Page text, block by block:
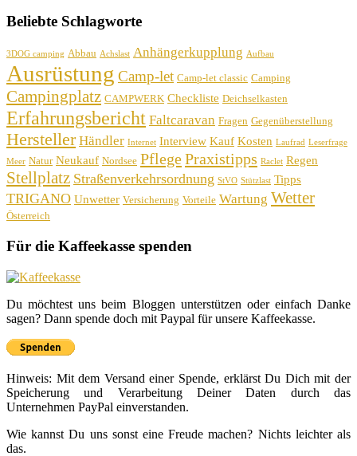
Beliebte Schlagworte
3DOG camping Abbau Achslast Anhängerkupplung Aufbau
Ausrüstung Camp-let Camp-let classic Camping
Campingplatz CAMPWERK Checkliste Deichselkasten
Erfahrungsbericht Faltcaravan Fragen Gegenüberstellung
Hersteller Händler Internet Interview Kauf Kosten Laufrad Leserfrage
Meer Natur Neukauf Nordsee PflegePraxistipps Raclet Regen
Stellplatz Straßenverkehrsordnung StVO Stützlast Tipps
TRIGANO Unwetter Versicherung Vorteile Wartung Wetter
Österreich
Für die Kaffeekasse spenden
Du möchtest uns beim Bloggen unterstützen oder einfach Danke
sagen? Dann spende doch mit Paypal für unsere Kaffeekasse.
Hinweis: Mit dem Versand einer Spende, erklärst Du Dich mit der
Speicherung und Verarbeitung Deiner Daten durch das
Unternehmen PayPal einverstanden.
Wie kannst Du uns sonst eine Freude machen? Nichts leichter als
das.